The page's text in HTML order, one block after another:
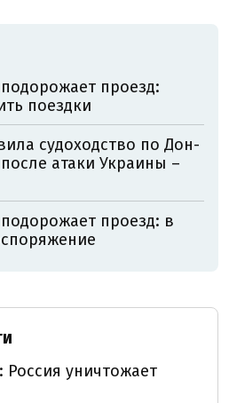
проезд:
поездки
судоходство по Дон-
атаки Украины –
проезд: в
Россия уничтожает